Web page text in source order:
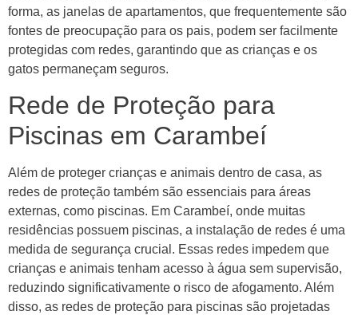
forma, as janelas de apartamentos, que frequentemente são
fontes de preocupação para os pais, podem ser facilmente
protegidas com redes, garantindo que as crianças e os
gatos permaneçam seguros.
Rede de Proteção para
Piscinas em Carambeí
Além de proteger crianças e animais dentro de casa, as
redes de proteção também são essenciais para áreas
externas, como piscinas. Em Carambeí, onde muitas
residências possuem piscinas, a instalação de redes é uma
medida de segurança crucial. Essas redes impedem que
crianças e animais tenham acesso à água sem supervisão,
reduzindo significativamente o risco de afogamento. Além
disso, as redes de proteção para piscinas são projetadas